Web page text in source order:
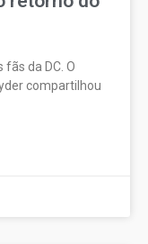
da DC. O
compartilhou